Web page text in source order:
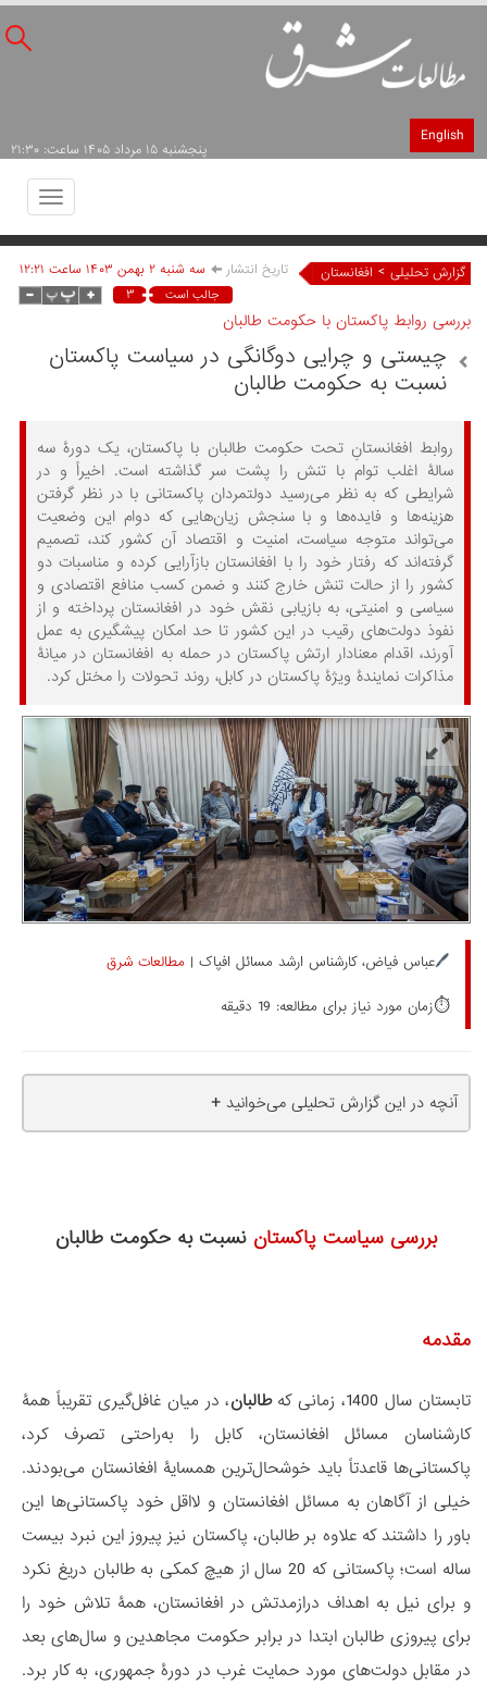
English
پنجشنبه ۱۵ مرداد ۱۴۰۵ ساعت: ۲۱:۳۰
Toggle
گزارش تحلیلی > افغانستان تاریخ انتشار سه شنبه ۲ بهمن ۱۴۰۳ ساعت ۱۲:۲۱
جالب است ۳
بررسی روابط پاکستان با حکومت طالبان
چیستی و چرایی دوگانگی در سیاست پاکستان
نسبت به حکومت طالبان
روابط افغانستانِ تحت حکومت طالبان با پاکستان، یک دورۀ سه
سالۀ اغلب توام با تنش را پشت سر گذاشته است. اخیراً و در
شرایطی که به نظر می‌رسید دولتمردان پاکستانی‌ با در نظر گرفتن
هزینه‌ها و فایده‌ها و با سنجش زیان‌هایی که دوام این وضعیت
می‌تواند متوجه سیاست، امنیت و اقتصاد آن کشور کند، تصمیم
گرفته‌اند که رفتار خود را با افغانستان بازآرایی کرده و مناسبات دو
کشور را از حالت تنش خارج کنند و ضمن کسب منافع اقتصادی و
سیاسی و امنیتی، به بازیابی نقش خود در افغانستان پرداخته و از
نفوذ دولت‌های رقیب در این کشور تا حد امکان پیشگیری به عمل
آورند، اقدام معنادار ارتش پاکستان در حمله به افغانستان در میانۀ
مذاکرات نمایندۀ ویژۀ پاکستان در کابل، روند تحولات را مختل کرد.
🖊️عباس فیاض، کارشناس ارشد مسائل افپاک | مطالعات شرق
⏱️زمان مورد نیاز برای مطالعه: 19 دقیقه
آنچه در این گزارش تحلیلی می‌خوانید +
بررسی سیاست پاکستان نسبت به حکومت طالبان
مقدمه
تابستان سال 1400، زمانی که طالبان، در میان غافل‌گیری تقریباً همۀ
کارشناسان مسائل افغانستان، کابل را به‌راحتی تصرف کرد،
پاکستانی‌ها قاعدتاً باید خوشحال‌ترین همسایۀ افغانستان می‌بودند.
خیلی از آگاهان به مسائل افغانستان و لااقل خود پاکستانی‌ها این
باور را داشتند که علاوه بر طالبان، پاکستان نیز پیروز این نبرد بیست
ساله است؛ پاکستانی که 20 سال از هیچ کمکی به طالبان دریغ نکرد
و برای نیل به اهداف درازمدتش در افغانستان، همۀ تلاش خود را
برای پیروزی طالبان ابتدا در برابر حکومت مجاهدین و سال‌های بعد
در مقابل دولت‌های مورد حمایت غرب در دورۀ جمهوری، به کار برد.